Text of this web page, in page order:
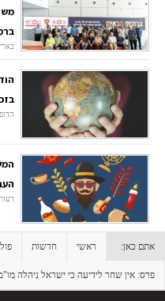
אתם כאן: ראשי חדשות
פרס: אין שחר לידיעה כי ישראל ניהלה